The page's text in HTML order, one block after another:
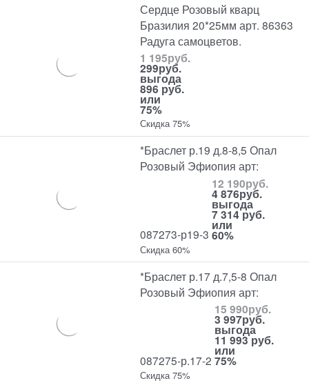
Сердце Розовый кварц
Бразилия 20*25мм арт. 86363
Радуга самоцветов.
1 195руб.
299руб.
выгода
896 руб.
или
75%
Скидка 75%
*Браслет р.19 д.8-8,5 Опал
Розовый Эфиопия арт:
087273-р19-3
12 190руб.
4 876руб.
выгода
7 314 руб.
или
60%
Скидка 60%
*Браслет р.17 д.7,5-8 Опал
Розовый Эфиопия арт:
087275-р.17-2
15 990руб.
3 997руб.
выгода
11 993 руб.
или
75%
Скидка 75%